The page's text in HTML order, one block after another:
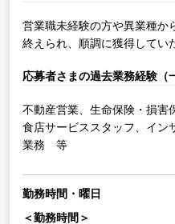
営業職未経験の方や異業種か
終えられ、順調に獲得してい
応募者さまの過去業務経験（
不動産営業、生命保険・損害
食店サービススタッフ、イン
業務 等
勤務時間・曜日
＜勤務時間＞